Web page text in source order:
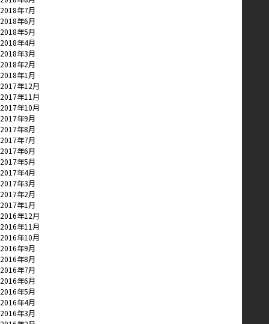
2018年7月
2018年6月
2018年5月
2018年4月
2018年3月
2018年2月
2018年1月
2017年12月
2017年11月
2017年10月
2017年9月
2017年8月
2017年7月
2017年6月
2017年5月
2017年4月
2017年3月
2017年2月
2017年1月
2016年12月
2016年11月
2016年10月
2016年9月
2016年8月
2016年7月
2016年6月
2016年5月
2016年4月
2016年3月